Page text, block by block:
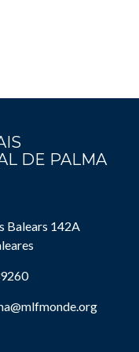
DE PALMA
Balears 142A